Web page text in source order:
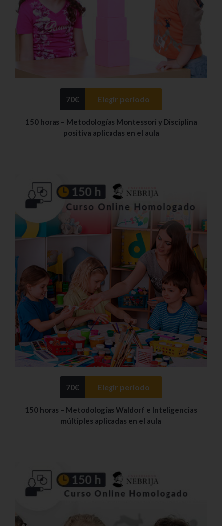
70€ Elegir periodo
150 horas – Metodologías Montessori y Disciplina
positiva aplicadas en el aula
70€ Elegir periodo
150 horas – Metodologías Waldorf e Inteligencias
múltiples aplicadas en el aula